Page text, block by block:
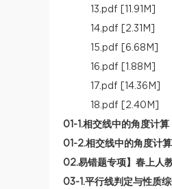
13.pdf [11.91M]
14.pdf [2.31M]
15.pdf [6.68M]
16.pdf [1.88M]
17.pdf [14.36M]
18.pdf [2.40M]
01-1.相交线中的角度计
01-2.相交线中的角度计
02.易错题专项】春上人
03-1.平行线判定与性质